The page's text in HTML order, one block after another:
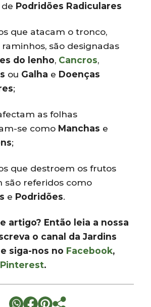
Podridões Radiculares
que atacam o tronco,
são designadas
do lenho, Cancros,
ou Galha e Doenças
;
as folhas
se como Manchas e
;
que destroem os frutos
são referidos como
e Podridões.
artigo? Então leia a nossa
o canal da Jardins
e siga-nos no Facebook,
Pinterest.